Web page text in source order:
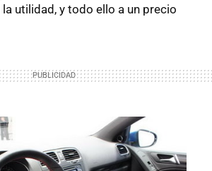
utilidad, y todo ello a un precio